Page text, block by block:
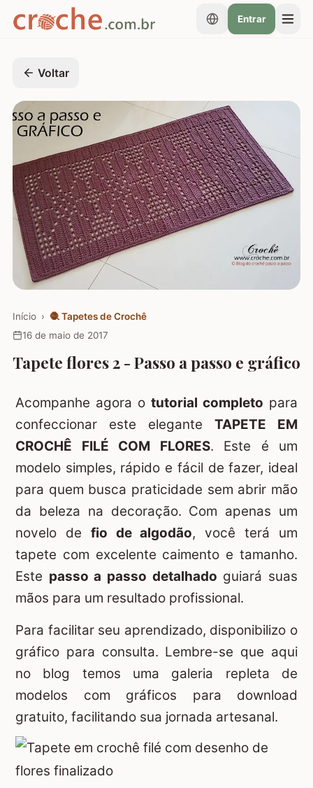
Entrar
Voltar
Início › 🧶 Tapetes de Crochê
16 de maio de 2017
Tapete flores 2 - Passo a passo e gráfico
Acompanhe agora o tutorial completo para
confeccionar este elegante TAPETE EM
CROCHÊ FILÉ COM FLORES. Este é um
modelo simples, rápido e fácil de fazer, ideal
para quem busca praticidade sem abrir mão
da beleza na decoração. Com apenas um
novelo de fio de algodão, você terá um
tapete com excelente caimento e tamanho.
Este passo a passo detalhado guiará suas
mãos para um resultado profissional.
Para facilitar seu aprendizado, disponibilizo o
gráfico para consulta. Lembre-se que aqui
no blog temos uma galeria repleta de
modelos com gráficos para download
gratuito, facilitando sua jornada artesanal.